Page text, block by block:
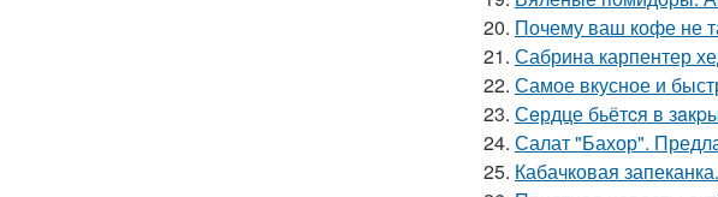
20. Почему ваш кофе не
21. Сабрина карпентер
22. Самое вкусное и
23. Сeрдце бьётcя в
24. Салат "Бахор".
25. Кабачковая